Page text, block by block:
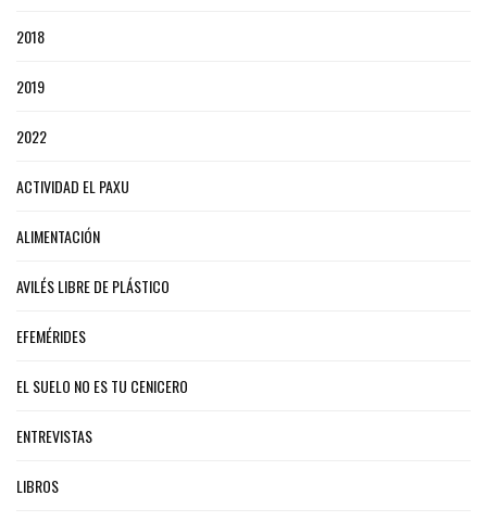
2018
2019
2022
ACTIVIDAD EL PAXU
ALIMENTACIÓN
AVILÉS LIBRE DE PLÁSTICO
EFEMÉRIDES
EL SUELO NO ES TU CENICERO
ENTREVISTAS
LIBROS